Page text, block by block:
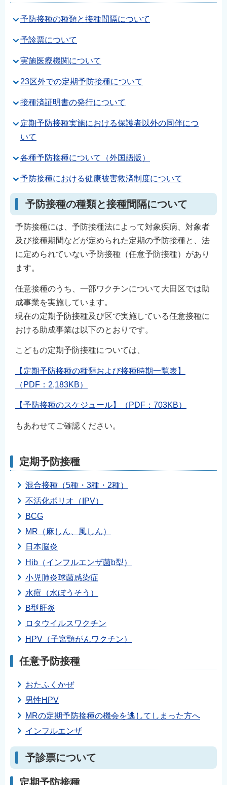
予防接種の種類と接種間隔について
予診票について
実施医療機関について
23区外での定期予防接種について
接種済証明書の発行について
定期予防接種実施における保護者以外の同伴につ
いて
各種予防接種について（外国語版）
予防接種における健康被害救済制度について
予防接種の種類と接種間隔について
予防接種には、予防接種法によって対象疾病、対象者
及び接種期間などが定められた定期の予防接種と、法
に定められていない予防接種（任意予防接種）があり
ます。
任意接種のうち、一部ワクチンについて大田区では助
成事業を実施しています。
現在の定期予防接種及び区で実施している任意接種に
おける助成事業は以下のとおりです。
こどもの定期予防接種については、
【定期予防接種の種類および接種時期一覧表】
（PDF：2,183KB）
【予防接種のスケジュール】（PDF：703KB）
もあわせてご確認ください。
定期予防接種
混合接種（5種・3種・2種）
不活化ポリオ（IPV）
BCG
MR（麻しん、風しん）
日本脳炎
Hib（インフルエンザ菌b型）
小児肺炎球菌感染症
水痘（水ぼうそう）
B型肝炎
ロタウイルスワクチン
HPV（子宮頸がんワクチン）
任意予防接種
おたふくかぜ
男性HPV
MRの定期予防接種の機会を逃してしまった方へ
インフルエンザ
予診票について
定期予防接種